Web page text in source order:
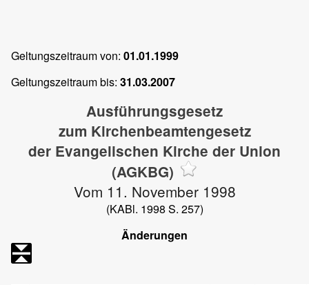
Geltungszeitraum von: 01.01.1999
Geltungszeitraum bis: 31.03.2007
Ausführungsgesetz
zum Kirchenbeamtengesetz
der Evangelischen Kirche der Union
(AGKBG)
Vom 11. November 1998
(KABl. 1998 S. 257)
Änderungen